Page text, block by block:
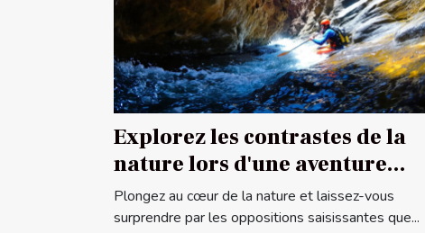
Explorez les contrastes de la
nature lors d'une aventure
canyoning
Plongez au cœur de la nature et laissez-vous
surprendre par les oppositions saisissantes que...